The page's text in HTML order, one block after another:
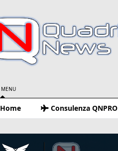
MENU
Home Consulenza QNPRO